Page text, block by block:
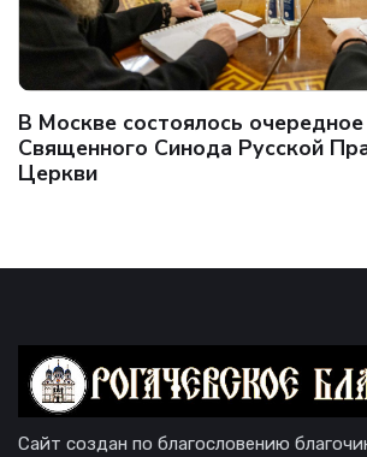
В Москве состоялось
Священного Синода Русской
Церкви
Сайт создан по благословению